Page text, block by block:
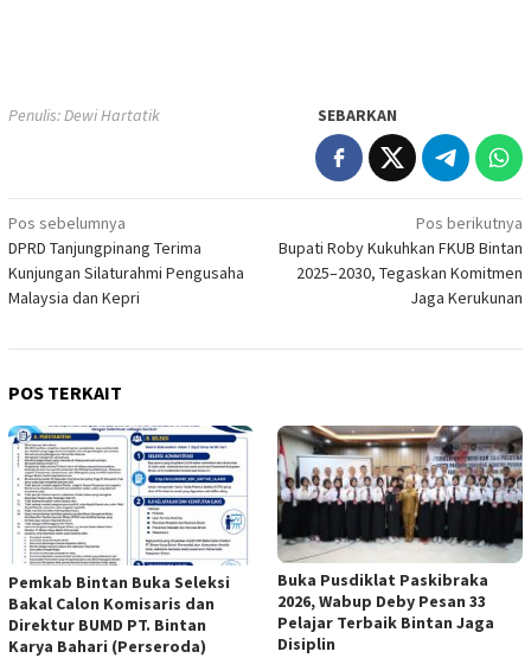
Penulis: Dewi Hartatik SEBARKAN
Navigasi
pos
Pos sebelumnya
DPRD Tanjungpinang Terima
Kunjungan Silaturahmi Pengusaha
Malaysia dan Kepri
Pos berikutnya
Bupati Roby Kukuhkan FKUB Bintan
2025–2030, Tegaskan Komitmen
Jaga Kerukunan
POS TERKAIT
Pemkab Bintan Buka Seleksi
Bakal Calon Komisaris dan
Direktur BUMD PT. Bintan
Karya Bahari (Perseroda)
Buka Pusdiklat Paskibraka
2026, Wabup Deby Pesan 33
Pelajar Terbaik Bintan Jaga
Disiplin